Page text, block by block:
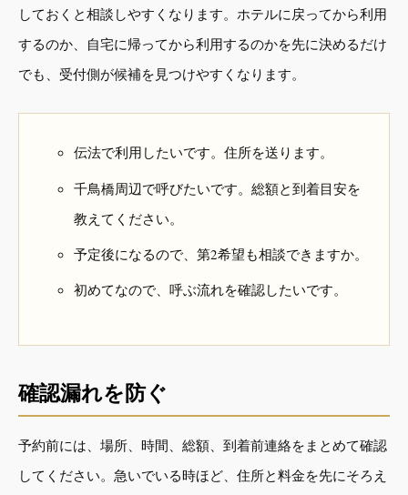
しておくと相談しやすくなります。ホテルに戻ってから利用
するのか、自宅に帰ってから利用するのかを先に決めるだけ
でも、受付側が候補を見つけやすくなります。
伝法で利用したいです。住所を送ります。
千鳥橋周辺で呼びたいです。総額と到着目安を
教えてください。
予定後になるので、第2希望も相談できますか。
初めてなので、呼ぶ流れを確認したいです。
確認漏れを防ぐ
予約前には、場所、時間、総額、到着前連絡をまとめて確認
してください。急いでいる時ほど、住所と料金を先にそろえ